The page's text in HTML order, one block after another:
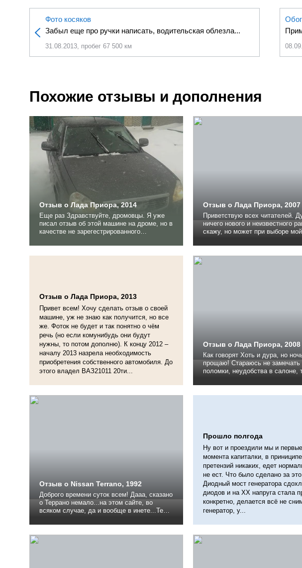
Фото косяков
Забыл еще про ручки написать, водительская облезла...
31.08.2013, пробег 67 500 км
Похожие отзывы и дополнения
Отзыв о Лада Приора, 2014
Еще раз Здравствуйте, дромовцы. Я уже
писал отзыв об этой машине на дроме, но в
качестве не зарегестрированного
дополнить (или не знаю как, вообщем это
не важно), а дополнить очень уж хотелось.
Отзыв о Лада Приора, 2007
Приветствую всех читателей.
ничего нового и неизвестного
скажу, но может при выборе
несколько лет на двенашке
далее она осталась маме, себе
Отзыв о Лада Приора, 2013
Привет всем! Хочу сделать отзыв о своей
машине, уж не знаю как получится, но все
же. Фоток не будет и так понятно о чём
речь (но если комунибудь они будут
нужны, то потом дополню). К концу 2012 –
началу 2013 назрела необходимость
приобретения собственного автомобиля. До
этого владел ВАЗ21011 20ти...
Отзыв о Лада Приора, 2008
Как говорят Хоть и дура, но ночью всё
прощаю! Стараюсь не замечать капризы,
поломки, неудобства в салоне,
движок рвёт с места и
может русский авто пром... Брал не новую
Отзыв о Nissan Terrano, 1992
Доброго времени суток всем! Дааа, сказано
о Террано немало...на этом сайте, во
всяком случае, да и вообще в инете...Тем
некоторую лепту, отдать некую дань
уважения аппарату, который действительно
Прошло полгода
Ну вот и проездили мы и
момента капиталки, в
претензий никаких, едет
не ест. Что было сделано за
Диодный мост генератора
диодов и на ХХ напруга стала
конкретно, делается всё не
генератор, у...